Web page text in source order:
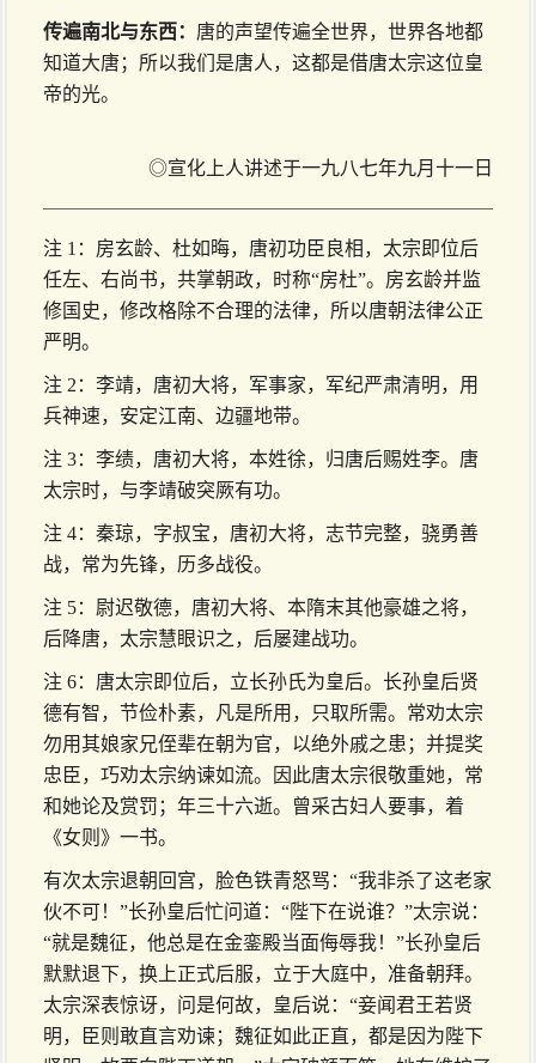
传遍南北与东西： 唐的声望传遍全世界，世界各地都
知道大唐；所以我们是唐人，这都是借唐太宗这位皇
帝的光。
◎宣化上人讲述于一九八七年九月十一日
注 1：房玄龄、杜如晦，唐初功臣良相，太宗即位后
任左、右尚书，共掌朝政，时称“房杜”。房玄龄并监
修国史，修改格除不合理的法律，所以唐朝法律公正
严明。
注 2：李靖，唐初大将，军事家，军纪严肃清明，用
兵神速，安定江南、边疆地带。
注 3：李绩，唐初大将，本姓徐，归唐后赐姓李。唐
太宗时，与李靖破突厥有功。
注 4：秦琼，字叔宝，唐初大将，志节完整，骁勇善
战，常为先锋，历多战役。
注 5：尉迟敬德，唐初大将、本隋末其他豪雄之将，
后降唐，太宗慧眼识之，后屡建战功。
注 6：唐太宗即位后，立长孙氏为皇后。长孙皇后贤
德有智，节俭朴素，凡是所用，只取所需。常劝太宗
勿用其娘家兄侄辈在朝为官，以绝外戚之患；并提奖
忠臣，巧劝太宗纳谏如流。因此唐太宗很敬重她，常
和她论及赏罚；年三十六逝。曾采古妇人要事，着
《女则》一书。
有次太宗退朝回宫，脸色铁青怒骂：“我非杀了这老家
伙不可！”长孙皇后忙问道：“陛下在说谁？”太宗说：
“就是魏征，他总是在金銮殿当面侮辱我！”长孙皇后
默默退下，换上正式后服，立于大庭中，准备朝拜。
太宗深表惊讶，问是何故，皇后说：“妾闻君王若贤
明，臣则敢直言劝谏；魏征如此正直，都是因为陛下